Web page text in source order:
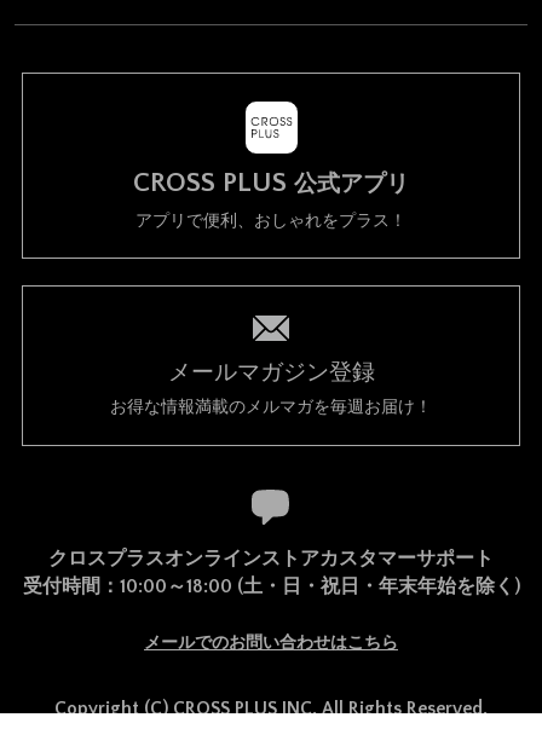
CROSS PLUS 公式アプリ
アプリで便利、おしゃれをプラス！
メールマガジン登録
お得な情報満載のメルマガを毎週お届け！
クロスプラスオンラインストアカスタマーサポート
受付時間：10:00～18:00 (土・日・祝日・年末年始を除く)
メールでのお問い合わせはこちら
Copyright (C) CROSS PLUS INC. All Rights Reserved.